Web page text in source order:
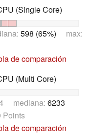
(Single Core)
598 (65%) max:
de comparación
(Multi Core)
mediana: 6233
de comparación